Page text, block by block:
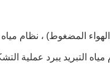
المضغوط) ، نظام مياه
التبريد يبرد عملية